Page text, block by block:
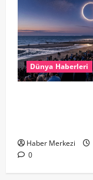
Dünya Haberleri
Haber Merkezi
0